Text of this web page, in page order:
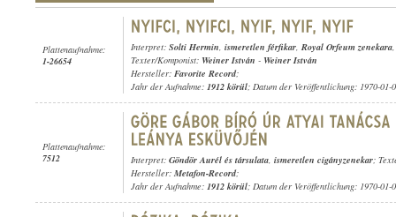
Plattenaufnahme:
1-26654
Interpret: Solti Hermin, ismeretlen férfikar, Royal Orfeum zenekara
Texter/Komponist: Weiner István - Weiner István
Hersteller: Favorite Record;
Jahr der Aufnahme: 1912 körül; Datum der Veröffentlichung: 1970-01-
Plattenaufnahme:
7512
Interpret: Göndör Aurél és társulata, ismeretlen cigányzenekar;
Hersteller: Metafon-Record;
Jahr der Aufnahme: 1912 körül; Datum der Veröffentlichung: 1970-01-